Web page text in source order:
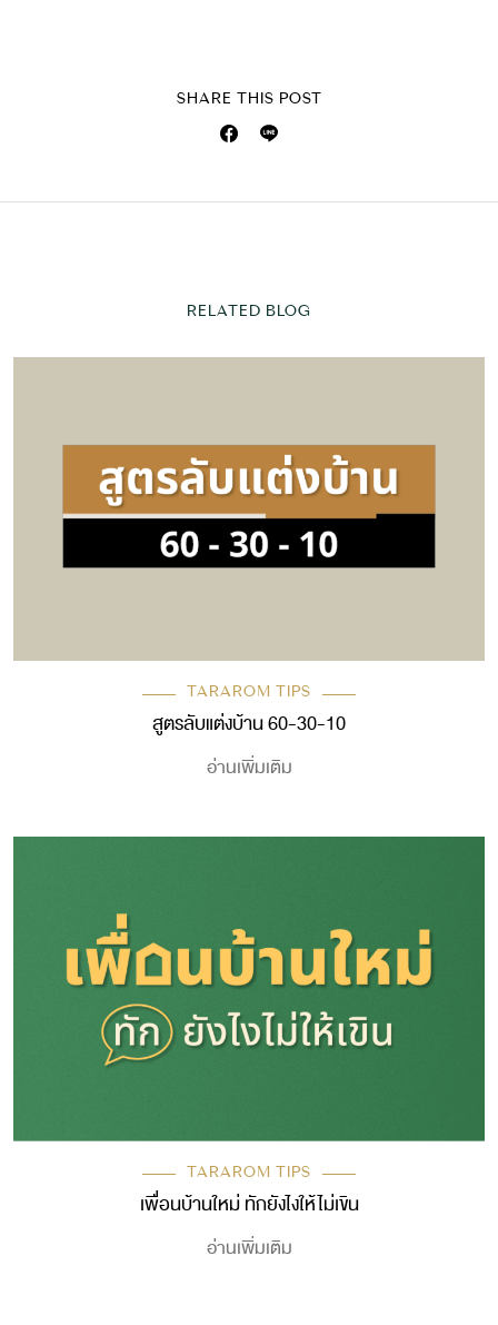
SHARE THIS POST
RELATED BLOG
TARAROM TIPS
สูตรลับแต่งบ้าน 60-30-10
อ่านเพิ่มเติม
TARAROM TIPS
เพื่อนบ้านใหม่ ทักยังไงให้ไม่เขิน
อ่านเพิ่มเติม